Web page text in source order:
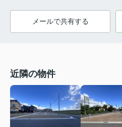
メールで共有する
近隣の物件